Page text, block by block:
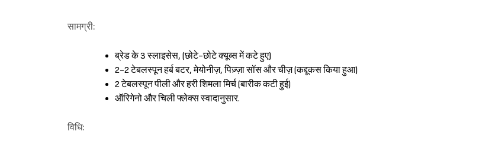
सामग्री:
ब्रेड के 3 स्लाइसेस, (छोटे-छोटे क्यूब्स में कटे हुए)
2-2 टेबलस्पून हर्ब बटर, मेयोनीज़, पिज़्ज़ा सॉस और चीज़ (कद्दूकस किया हुआ)
2 टेबलस्पून पीली और हरी शिमला मिर्च (बारीक कटी हुई)
ऑरिगेनो और चिली फ्लेक्स स्वादानुसार.
विधि: